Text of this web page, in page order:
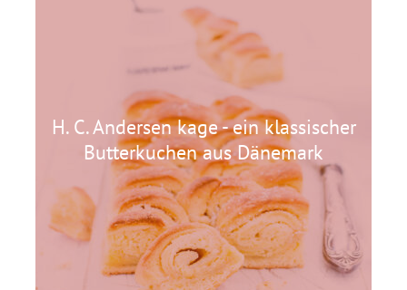
H. C. Andersen kage - ein klassischer
Butterkuchen aus Dänemark